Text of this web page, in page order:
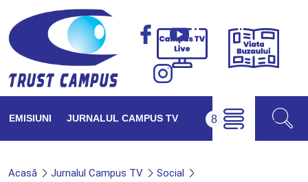
Campus
Viața
EMISIUNI JURNALUL CAMPUS TV
Acasă Jurnalul Campus TV Social